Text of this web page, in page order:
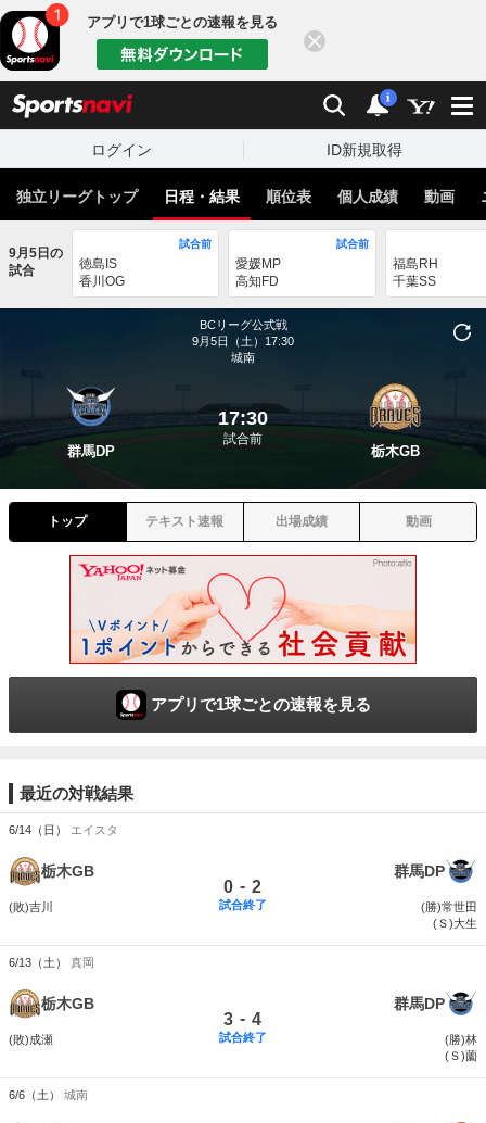
アプリで1球ごとの速報を見る
検索 通知
i
ログイン ID新規取得
独立リーグトップ 日程・結果 順位表 個人成績 動画
9月5日の
試合
試合前
徳島IS
香川OG
試合前
愛媛MP
高知FD
福島RH
千葉SS
BCリーグ公式戦
9月5日（土）17:30
城南
群馬DP
17:30
試合前
栃木GB
トップ テキスト速報 出場成績 動画
アプリで1球ごとの速報を見る
最近の対戦結果
6/14（日） エイスタ
栃木GB
(敗)吉川
0 - 2
試合終了
群馬DP
(勝)常世田
(Ｓ)大生
6/13（土） 真岡
栃木GB
(敗)成瀬
3 - 4
試合終了
群馬DP
(勝)林
(Ｓ)薗
6/6（土） 城南